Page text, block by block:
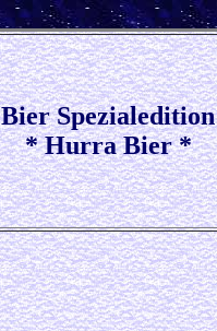
Bier Spezialedition
* Hurra Bier *